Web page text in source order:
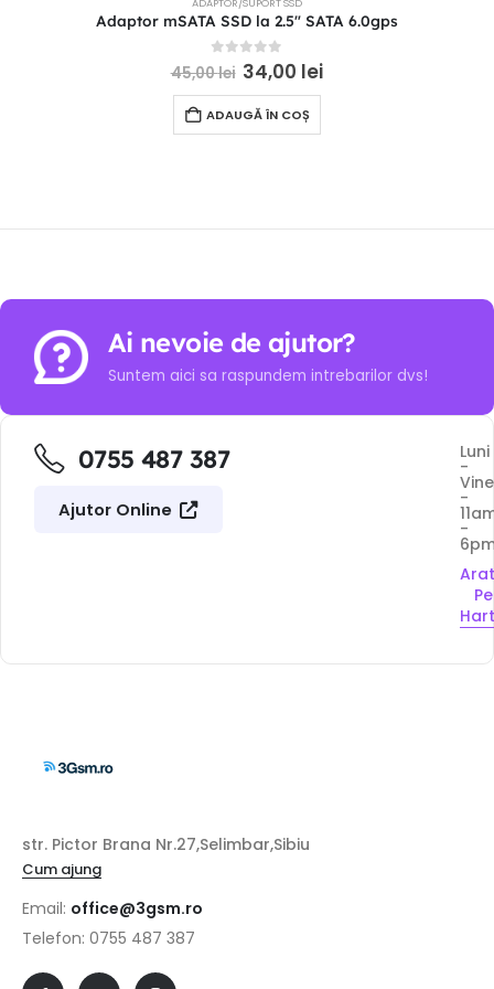
Adaptor mSATA SSD la 2.5″ SATA 6.0gps
out of 5
45,00lei 34,00 lei
ADAUGĂ ÎN COȘ
Ai nevoie de ajutor?
Suntem aici sa raspundem intrebarilor dvs!
0755 487 387
Ajutor Online
Luni
-
-
-
Pe
str. Pictor Brana Nr.27,Selimbar,Sibiu
Cum ajung
Email: office@3gsm.ro
Telefon: 0755 487 387